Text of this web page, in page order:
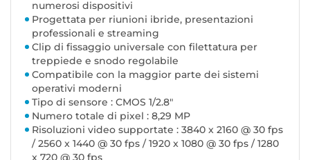
numerosi dispositivi
Progettata per riunioni ibride, presentazioni
professionali e streaming
Clip di fissaggio universale con filettatura per
treppiede e snodo regolabile
Compatibile con la maggior parte dei sistemi
operativi moderni
Tipo di sensore : CMOS 1/2.8″
Numero totale di pixel : 8,29 MP
Risoluzioni video supportate : 3840 x 2160 @ 30 fps
/ 2560 x 1440 @ 30 fps / 1920 x 1080 @ 30 fps / 1280
x 720 @ 30 fps